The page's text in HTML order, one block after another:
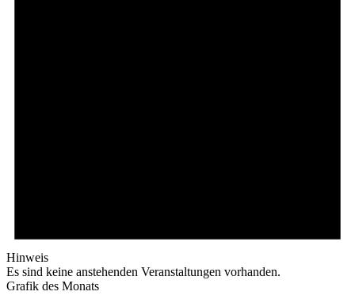
Hinweis
Es sind keine anstehenden Veranstaltungen vorhanden.
Grafik des Monats